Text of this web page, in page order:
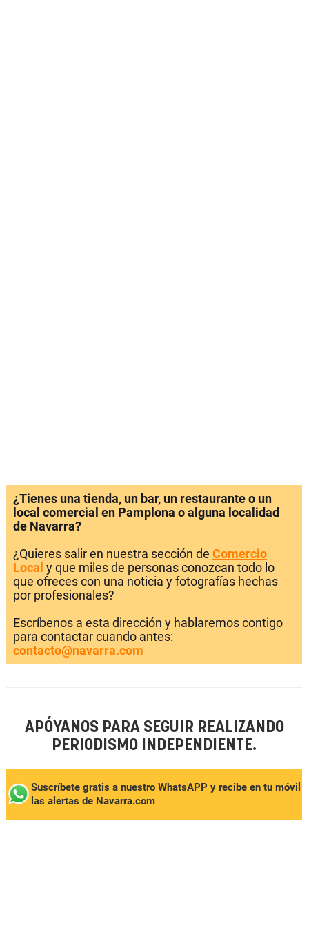
¿Tienes una tienda, un bar, un restaurante o un
local comercial en Pamplona o alguna localidad
de Navarra?
¿Quieres salir en nuestra sección de Comercio
Local y que miles de personas conozcan todo lo
que ofreces con una noticia y fotografías hechas
por profesionales?
Escríbenos a esta dirección y hablaremos contigo
para contactar cuando antes:
contacto@navarra.com
APÓYANOS PARA SEGUIR REALIZANDO
PERIODISMO INDEPENDIENTE.
Suscríbete gratis a nuestro WhatsAPP y recibe en tu móvil
las alertas de Navarra.com